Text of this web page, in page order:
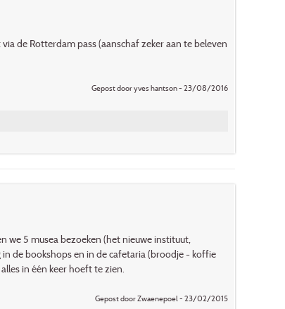
de Rotterdam pass (aanschaf zeker aan te beleven
Gepost door yves hantson - 23/08/2016
we 5 musea bezoeken (het nieuwe instituut,
de bookshops en in de cafetaria (broodje - koffie
in één keer hoeft te zien.
Gepost door Zwaenepoel - 23/02/2015